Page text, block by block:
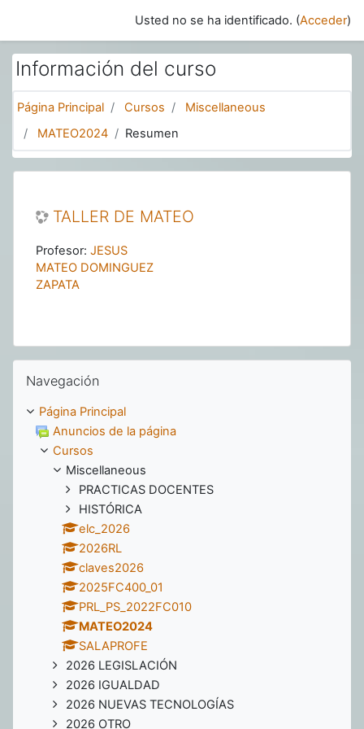
Usted no se ha identificado. (Acceder)
Información del curso
Página Principal Cursos
Miscellaneous
MATEO2024
Resumen
TALLER DE MATEO
Profesor: JESUS
MATEO DOMINGUEZ
ZAPATA
Navegación
Página Principal
Anuncios de la página
Cursos
Miscellaneous
PRACTICAS DOCENTES
HISTÓRICA
elc_2026
2026RL
claves2026
2025FC400_01
PRL_PS_2022FC010
MATEO2024
SALAPROFE
2026 LEGISLACIÓN
2026 IGUALDAD
2026 NUEVAS TECNOLOGÍAS
2026 OTRO